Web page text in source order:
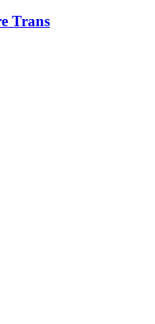
Trans